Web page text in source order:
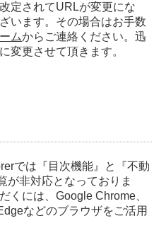
定されてURLが変更にな
います。その場合はお手数
ムからご連絡ください。迅
変更させて頂きます。
では『目次機能』と『不動
が非対応となっておりま
くには、Google Chrome、
などのブラウザをご活用